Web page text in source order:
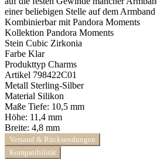
einer beliebigen Stelle auf dem
Kombinierbar mit Pandora Moments
Kollektion Pandora Moments
Stein Cubic Zirkonia
Farbe Klar
Produkttyp Charms
Artikel 798422C01
Metall Sterling-Silber
Material Silikon
Maße Tiefe: 10,5 mm
Höhe: 11,4 mm
Breite: 4,8 mm
Versand & Rücksendungen
Kompatibilität